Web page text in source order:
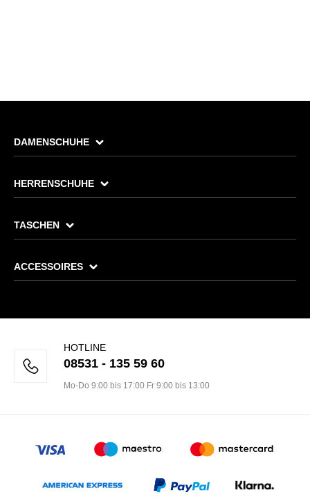
DAMENSCHUHE
HERRENSCHUHE
TASCHEN
ACCESSOIRES
HOTLINE
08531 - 135 59 60
Mo-Do 9:00 bis 17:00 Fr 9:00 bis 13:00